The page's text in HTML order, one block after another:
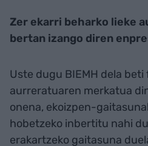
Zer ekarri beharko lieke
bertan izango diren
Uste dugu BIEMH dela beti
aurreratuaren merkatua
onena, ekoizpen-
hobetzeko inbertitu nahi
erakartzeko gaitasuna